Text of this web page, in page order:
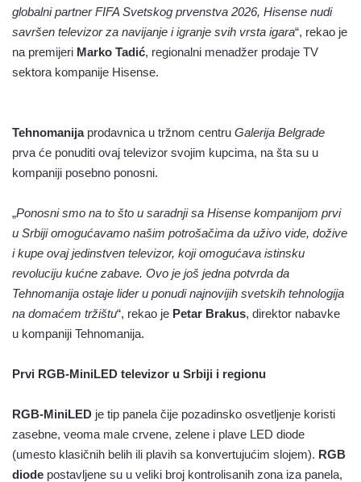
globalni partner FIFA Svetskog prvenstva 2026, Hisense nudi
savršen televizor za navijanje i igranje svih vrsta igara“, rekao je
na premijeri Marko Tadić, regionalni menadžer prodaje TV
sektora kompanije Hisense.
Tehnomanijaprodavnica u tržnom centru Galerija Belgrade
prva će ponuditi ovaj televizor svojim kupcima, na šta su u
kompaniji posebno ponosni.
„Ponosni smo na to što u saradnji sa Hisense kompanijom prvi
u Srbiji omogućavamo našim potrošačima da uživo vide, dožive
i kupe ovaj jedinstven televizor, koji omogućava istinsku
revoluciju kućne zabave. Ovo je još jedna potvrda da
Tehnomanija ostaje lider u ponudi najnovijih svetskih tehnologija
na domaćem tržištu“, rekao je Petar Brakus, direktor nabavke
u kompaniji Tehnomanija.
Prvi RGB-MiniLED televizor u Srbiji i regionu
RGB-MiniLED je tip panela čije pozadinsko osvetljenje koristi
zasebne, veoma male crvene, zelene i plave LED diode
(umesto klasičnih belih ili plavih sa konvertujućim slojem). RGB
diode postavljene su u veliki broj kontrolisanih zona iza panela,